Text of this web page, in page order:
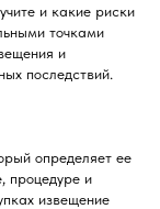
и какие риски
точками
и
последствий.
определяет ее
процедуре и
извещение